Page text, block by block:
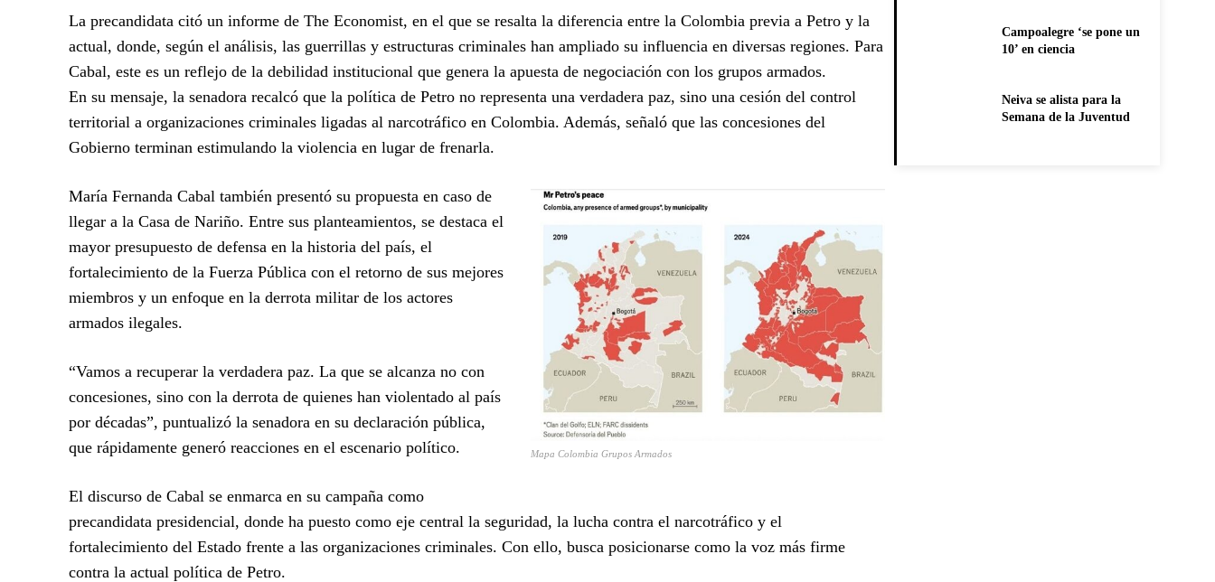
La precandidata citó un informe de The Economist, en el que se resalta la diferencia entre la Colombia previa a Petro y la
actual, donde, según el análisis, las guerrillas y estructuras criminales han ampliado su influencia en diversas regiones. Para
Cabal, este es un reflejo de la debilidad institucional que genera la apuesta de negociación con los grupos armados.
En su mensaje, la senadora recalcó que la política de Petro no representa una verdadera paz, sino una cesión del control
territorial a organizaciones criminales ligadas al narcotráfico en Colombia. Además, señaló que las concesiones del
Gobierno terminan estimulando la violencia en lugar de frenarla.
Mapa Colombia Grupos Armados
María Fernanda Cabal también presentó su propuesta en caso de
llegar a la Casa de Nariño. Entre sus planteamientos, se destaca el
mayor presupuesto de defensa en la historia del país, el
fortalecimiento de la Fuerza Pública con el retorno de sus mejores
miembros y un enfoque en la derrota militar de los actores
armados ilegales.
“Vamos a recuperar la verdadera paz. La que se alcanza no con
concesiones, sino con la derrota de quienes han violentado al país
por décadas”, puntualizó la senadora en su declaración pública,
que rápidamente generó reacciones en el escenario político.
El discurso de Cabal se enmarca en su campaña como
precandidata presidencial, donde ha puesto como eje central la seguridad, la lucha contra el narcotráfico y el
fortalecimiento del Estado frente a las organizaciones criminales. Con ello, busca posicionarse como la voz más firme
contra la actual política de Petro.
Campoalegre ‘se pone un
10’ en ciencia
Neiva se alista para la
Semana de la Juventud